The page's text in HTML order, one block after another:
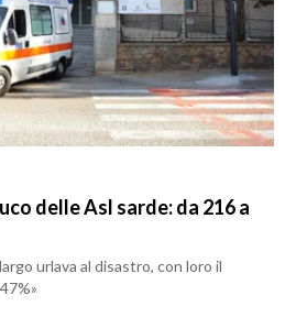
delle Asl sarde: da 216 a
urlava al disastro, con loro il